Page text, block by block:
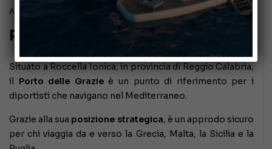
Aprile 24, 2025
Porto delle Grazie
Situato a Roccella Ionica, in provincia di Reggio Calabria,
il Porto delle Grazieè un punto di riferimento per i
diportisti che navigano nel Mediterraneo.
Grazie alla sua posizione strategica, è un approdo sicuro
per chi viaggia da e verso la Grecia, Malta, la Sicilia e la